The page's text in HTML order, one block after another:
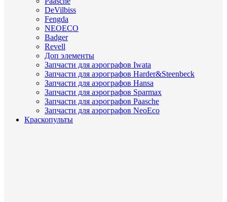
DeVilbiss
Fengda
NEOECO
Badger
Revell
Доп элементы
Запчасти для аэрографов Iwata
Запчасти для аэрографов Harder&Steenbeck
Запчасти для аэрографов Hansa
Запчасти для аэрографов Sparmax
Запчасти для аэрографов Paasche
Запчасти для аэрографов NeoEco
Краскопульты